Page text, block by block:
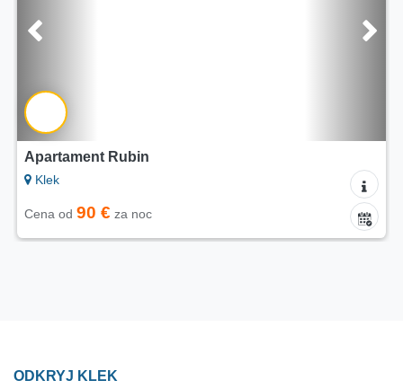
Apartament Rubin
Klek
Cena od 90 € za noc
ODKRYJ KLEK